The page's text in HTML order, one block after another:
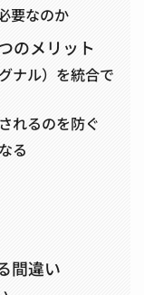
要なのか
のメリット
ナル）を統合で
れるのを防ぐ
る
間違い